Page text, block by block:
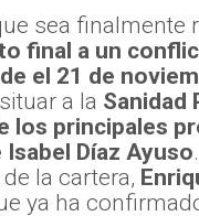
sea finalmente
final a un
el 21 de
a la Sanidad
los principales
Díaz Ayuso
la cartera,
ya ha